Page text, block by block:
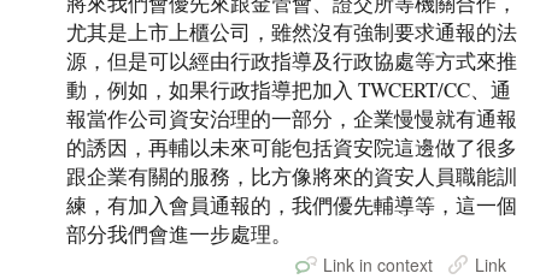
尤其是上市上櫃公司，雖然沒有強制要求通報的法
源，但是可以經由行政指導及行政協處等方式來推
動，例如，如果行政指導把加入 TWCERT/CC、通
報當作公司資安治理的一部分，企業慢慢就有通報
的誘因，再輔以未來可能包括資安院這邊做了很多
跟企業有關的服務，比方像將來的資安人員職能訓
練，有加入會員通報的，我們優先輔導等，這一個
部分我們會進一步處理。
Link in context Link